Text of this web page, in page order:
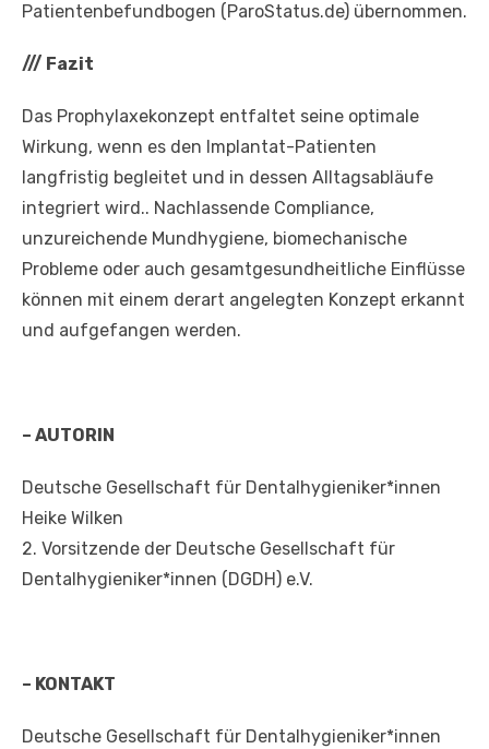
Patientenbefundbogen (ParoStatus.de) übernommen.
/// Fazit
Das Prophylaxekonzept entfaltet seine optimale
Wirkung, wenn es den Implantat-Patienten
langfristig begleitet und in dessen Alltagsabläufe
integriert wird.. Nachlassende Compliance,
unzureichende Mundhygiene, biomechanische
Probleme oder auch gesamtgesundheitliche Einflüsse
können mit einem derart angelegten Konzept erkannt
und aufgefangen werden.
– AUTORIN
Deutsche Gesellschaft für Dentalhygieniker*innen
Heike Wilken
2. Vorsitzende der Deutsche Gesellschaft für
Dentalhygieniker*innen (DGDH) e.V.
– KONTAKT
Deutsche Gesellschaft für Dentalhygieniker*innen